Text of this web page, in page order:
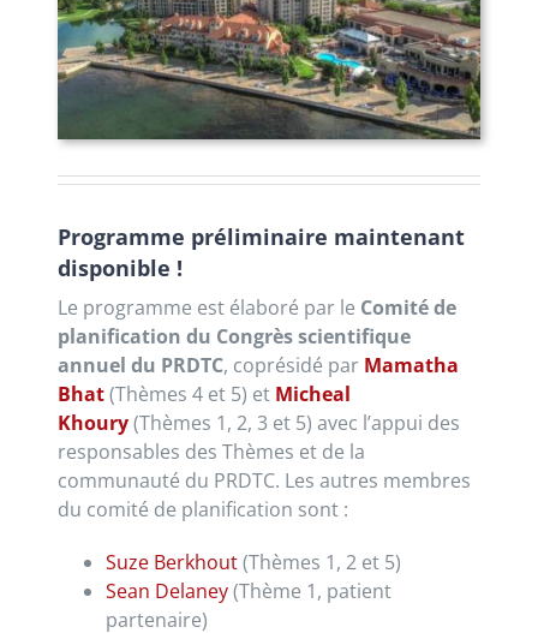
Programme préliminaire maintenant
disponible !
Le programme est élaboré par le Comité de
planification du Congrès scientifique
annuel du PRDTC, coprésidé par Mamatha
Bhat(Thèmes 4 et 5) et Micheal
Khoury(Thèmes 1, 2, 3 et 5) avec l’appui des
responsables des Thèmes et de la
communauté du PRDTC. Les autres membres
du comité de planification sont :
Suze Berkhout(Thèmes 1, 2 et 5)
Sean Delaney(Thème 1, patient
partenaire)